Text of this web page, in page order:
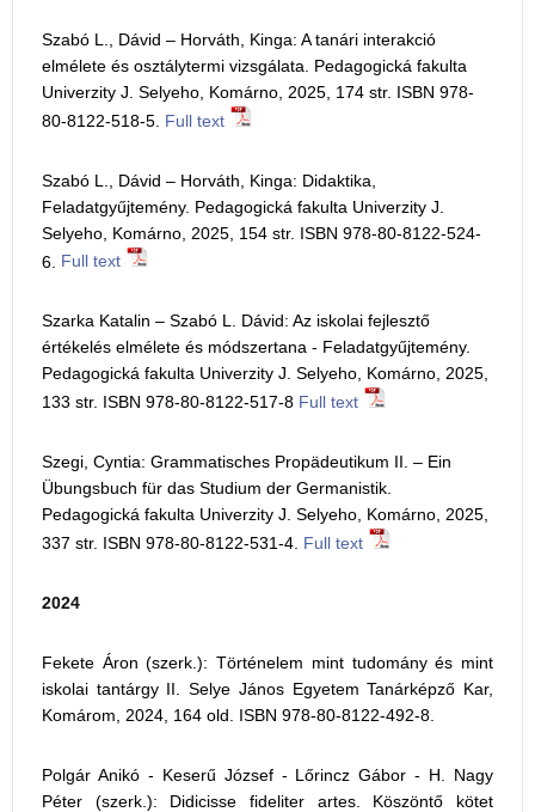
Szabó L., Dávid – Horváth, Kinga: A tanári interakció
elmélete és osztálytermi vizsgálata. Pedagogická fakulta
Univerzity J. Selyeho, Komárno, 2025, 174 str. ISBN 978-
80-8122-518-5. Full text
Szabó L., Dávid – Horváth, Kinga: Didaktika,
Feladatgyűjtemény. Pedagogická fakulta Univerzity J.
Selyeho, Komárno, 2025, 154 str. ISBN 978-80-8122-524-
6. Full text
Szarka Katalin – Szabó L. Dávid: Az iskolai fejlesztő
értékelés elmélete és módszertana - Feladatgyűjtemény.
Pedagogická fakulta Univerzity J. Selyeho, Komárno, 2025,
133 str. ISBN 978-80-8122-517-8 Full text
Szegi, Cyntia: Grammatisches Propädeutikum II. – Ein
Übungsbuch für das Studium der Germanistik.
Pedagogická fakulta Univerzity J. Selyeho, Komárno, 2025,
337 str. ISBN 978-80-8122-531-4. Full text
2024
Fekete Áron (szerk.): Történelem mint tudomány és mint
iskolai tantárgy II. Selye János Egyetem Tanárképző Kar,
Komárom, 2024, 164 old. ISBN 978-80-8122-492-8.
Polgár Anikó - Keserű József - Lőrincz Gábor - H. Nagy
Péter (szerk.): Didicisse fideliter artes. Köszöntő kötet